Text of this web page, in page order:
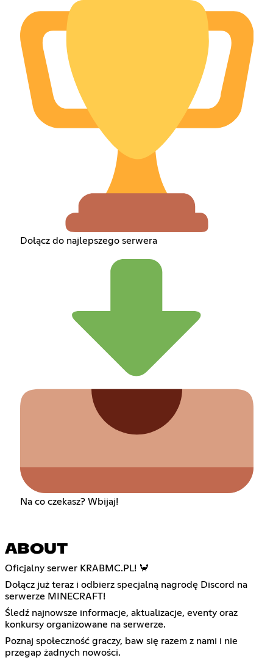
Dołącz do najlepszego serwera
Na co czekasz? Wbijaj!
ABOUT
Oficjalny serwer KRABMC.PL! 🦀
Dołącz już teraz i odbierz specjalną nagrodę Discord na
serwerze MINECRAFT!
Śledź najnowsze informacje, aktualizacje, eventy oraz
konkursy organizowane na serwerze.
Poznaj społeczność graczy, baw się razem z nami i nie
przegap żadnych nowości.